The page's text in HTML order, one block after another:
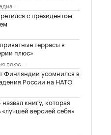
с президентом
террасы в
плюс»
плюс
Финляндии усомнился в
России на НАТО
книгу, которая
«лучшей версией себя»